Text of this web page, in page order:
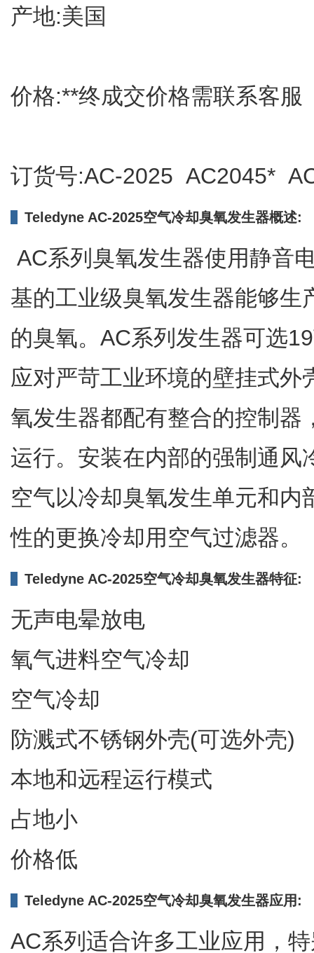
产地:美国
价格:**终成交价格需联系客服
订货号:AC-2025 AC2045*
Teledyne AC-2025空气冷却臭氧发生器概述:
AC系列臭氧发生器使用静音
基的工业级臭氧发生器能够
的臭氧。AC系列发生器可选
应对严苛工业环境的壁挂式
氧发生器都配有整合的控制
运行。安装在内部的强制通
空气以冷却臭氧发生单元和
性的更换冷却用空气过滤器。​​​
Teledyne AC-2025空气冷却臭氧发生器特征:
无声电晕放电
氧气进料空气冷却
空气冷却
防溅式不锈钢外壳(可选外壳)
本地和远程运行模式
占地小
价格低
Teledyne AC-2025空气冷却臭氧发生器应用:
AC系列适合许多工业应用，